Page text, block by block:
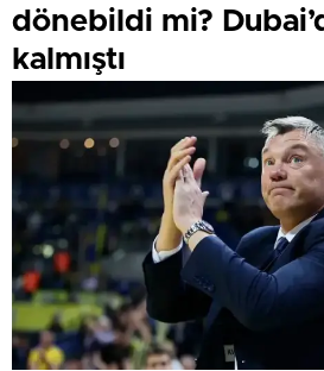
dönebildi mi?
kalmıştı